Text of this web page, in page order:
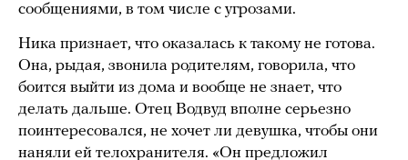
сообщениями, в том числе с угрозами.
Ника признает, что оказалась к такому не готова.
Она, рыдая, звонила родителям, говорила, что
боится выйти из дома и вообще не знает, что
делать дальше. Отец Водвуд вполне серьезно
поинтересовался, не хочет ли девушка, чтобы они
наняли ей телохранителя. «Он предложил